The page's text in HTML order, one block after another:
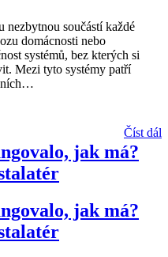
nezbytnou součástí každé
domácnosti nebo
systémů, bez kterých si
Mezi tyto systémy patří
…
Číst dál
jak má?
jak má?